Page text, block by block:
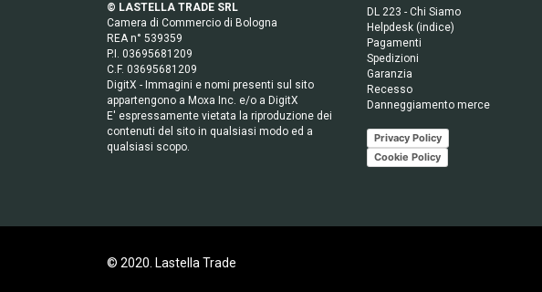
© LASTELLA TRADE SRL
Camera di Commercio di Bologna
REA n° 539359
P.I. 03695681209
C.F. 03695681209
DigitX - Immagini e nomi presenti sul sito
appartengono a Moxa Inc. e/o a DigitX
E' espressamente vietata la riproduzione dei
contenuti del sito in qualsiasi modo ed a
qualsiasi scopo.
DL 223 - Chi Siamo
Helpdesk (indice)
Pagamenti
Spedizioni
Garanzia
Recesso
Danneggiamento merce
Privacy Policy
Cookie Policy
© 2020. Lastella Trade